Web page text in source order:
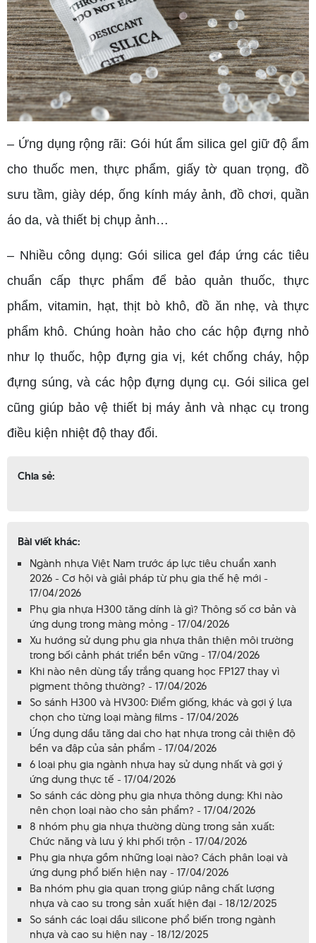
– Ứng dụng rộng rãi: Gói hút ẩm silica gel giữ độ ẩm
cho thuốc men, thực phẩm, giấy tờ quan trọng, đồ
sưu tầm, giày dép, ống kính máy ảnh, đồ chơi, quần
áo da, và thiết bị chụp ảnh…
– Nhiều công dụng: Gói silica gel đáp ứng các tiêu
chuẩn cấp thực phẩm để bảo quản thuốc, thực
phẩm, vitamin, hạt, thịt bò khô, đồ ăn nhẹ, và thực
phẩm khô. Chúng hoàn hảo cho các hộp đựng nhỏ
như lọ thuốc, hộp đựng gia vị, két chống cháy, hộp
đựng súng, và các hộp đựng dụng cụ. Gói silica gel
cũng giúp bảo vệ thiết bị máy ảnh và nhạc cụ trong
điều kiện nhiệt độ thay đổi.
Chia sẻ:
Bài viết khác:
Ngành nhựa Việt Nam trước áp lực tiêu chuẩn xanh
2026 - Cơ hội và giải pháp từ phụ gia thế hệ mới -
17/04/2026
Phụ gia nhựa H300 tăng dính là gì? Thông số cơ bản và
ứng dụng trong màng mỏng - 17/04/2026
Xu hướng sử dụng phụ gia nhựa thân thiện môi trường
trong bối cảnh phát triển bền vững - 17/04/2026
Khi nào nên dùng tẩy trắng quang học FP127 thay vì
pigment thông thường? - 17/04/2026
So sánh H300 và HV300: Điểm giống, khác và gợi ý lựa
chọn cho từng loại màng films - 17/04/2026
Ứng dụng dầu tăng dai cho hạt nhựa trong cải thiện độ
bền va đập của sản phẩm - 17/04/2026
6 loại phụ gia ngành nhựa hay sử dụng nhất và gợi ý
ứng dụng thực tế - 17/04/2026
So sánh các dòng phụ gia nhựa thông dụng: Khi nào
nên chọn loại nào cho sản phẩm? - 17/04/2026
8 nhóm phụ gia nhựa thường dùng trong sản xuất:
Chức năng và lưu ý khi phối trộn - 17/04/2026
Phụ gia nhựa gồm những loại nào? Cách phân loại và
ứng dụng phổ biến hiện nay - 17/04/2026
Ba nhóm phụ gia quan trọng giúp nâng chất lượng
nhựa và cao su trong sản xuất hiện đại - 18/12/2025
So sánh các loại dầu silicone phổ biến trong ngành
nhựa và cao su hiện nay - 18/12/2025